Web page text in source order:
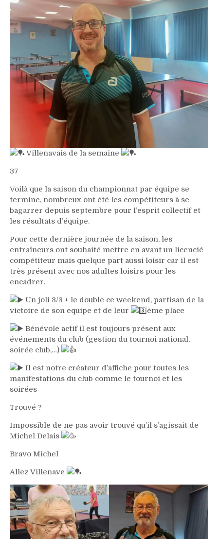
Villenavais de la semaine
37
Voilà que la saison du championnat par équipe se
termine, nombreux ont été les compétiteurs à se
bagarrer depuis septembre pour l’esprit collectif et
les résultats d’équipe.
Pour cette dernière journée de la saison, les
entraîneurs ont souhaité mettre en avant un licencié
compétiteur mais quelque part aussi loisir car il est
très présent avec nos adultes loisirs pour les
encadrer.
Un joli 3/3 + le double ce weekend, partisan de la
victoire de son equipe et de leur
ème place
Bénévole actif il est toujours présent aux
événements du club (gestion du tournoi national,
soirée club,…)
Il est notre créateur d’affiche pour toutes les
manifestations du club comme le tournoi et les
soirées
Trouvé ?
Impossible de ne pas avoir trouvé qu’il s’agissait de
Michel Delais
Bravo Michel
Allez Villenave